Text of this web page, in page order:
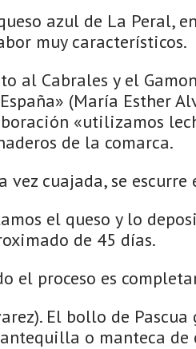
azul de La Peral,
muy característicos.
al Cabrales y el
(María Esther
«utilizamos
de la comarca.
vez cuajada, se
el queso y lo
de 45 días.
el proceso es
El bollo de
o manteca de